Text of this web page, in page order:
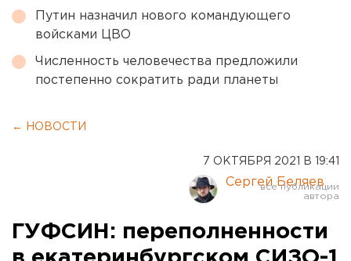
Путин назначил нового командующего
войсками ЦВО
Численность человечества предложили
постепенно сократить ради планеты
← НОВОСТИ
7 ОКТЯБРЯ 2021 В 19:41
Сергей Беляев
ГУФСИН: переполненности